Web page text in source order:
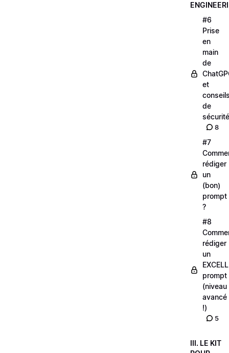
#6
Prise
en
main
de
et
de
sécurité
8
#7
rédiger
un
(bon)
prompt
?
#8
rédiger
un
prompt
(niveau
avancé
!)
5
III. LE KIT